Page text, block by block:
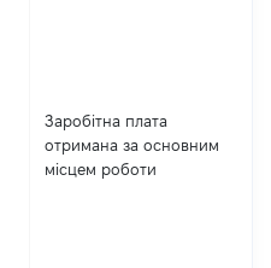
Заробітна плата
отримана за основним
місцем роботи